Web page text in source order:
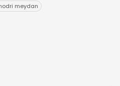
meydan